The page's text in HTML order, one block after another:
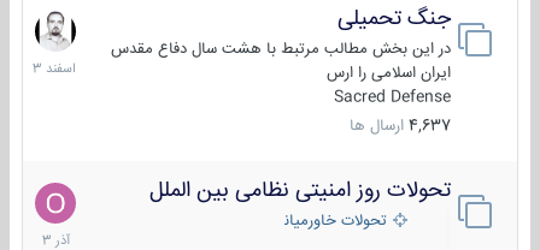
جنگ تحمیلی
در این بخش مطالب مرتبط با هشت سال دفاع مقدس
ایران اسلامی را ارس
Sacred Defense
4,637 ارسال ها
20
اسفند
1403
تحولات روز امنیتی نظامی بین الملل
تحولات خاورمیانه
21
آذر
1403